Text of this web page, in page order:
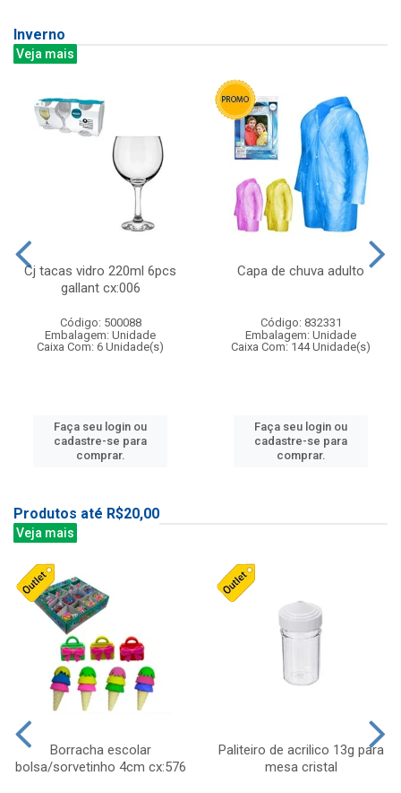
Inverno
Veja mais
Cj tacas vidro 220ml 6pcs
gallant cx:006
Código: 500088
Embalagem: Unidade
Caixa Com: 6 Unidade(s)
Faça seu login ou
cadastre-se para
comprar.
Capa de chuva adulto
Código: 832331
Embalagem: Unidade
Caixa Com: 144 Unidade(s)
Faça seu login ou
cadastre-se para
comprar.
Produtos até R$20,00
Veja mais
Borracha escolar
bolsa/sorvetinho 4cm cx:576
Paliteiro de acrilico 13g para
mesa cristal